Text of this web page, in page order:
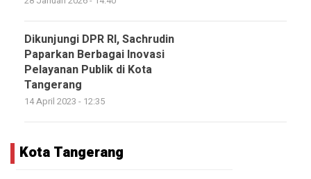
Dikunjungi DPR RI, Sachrudin
Paparkan Berbagai Inovasi
Pelayanan Publik di Kota
Tangerang
14 April 2023 - 12:35
Kota Tangerang